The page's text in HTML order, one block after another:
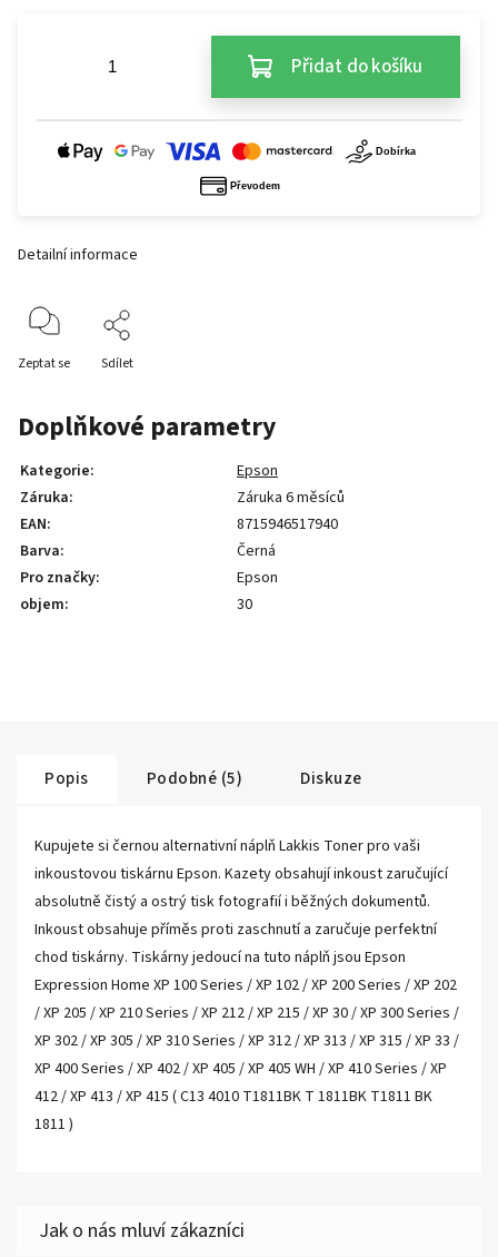
Přidat do košíku
Detailní informace
Zeptat se Sdílet
Doplňkové parametry
Kategorie:
Epson
Záruka:
Záruka 6 měsíců
EAN:
8715946517940
Barva:
Černá
Pro značky:
Epson
objem: 30
Popis Podobné (5) Diskuze
Kupujete si černou alternativní náplň Lakkis Toner pro vaši
inkoustovou tiskárnu Epson. Kazety obsahují inkoust zaručující
absolutně čistý a ostrý tisk fotografií i běžných dokumentů.
Inkoust obsahuje příměs proti zaschnutí a zaručuje perfektní
chod tiskárny. Tiskárny jedoucí na tuto náplň jsou Epson
Expression Home XP 100 Series / XP 102 / XP 200 Series / XP 202
/ XP 205 / XP 210 Series / XP 212 / XP 215 / XP 30 / XP 300 Series /
XP 302 / XP 305 / XP 310 Series / XP 312 / XP 313 / XP 315 / XP 33 /
XP 400 Series / XP 402 / XP 405 / XP 405 WH / XP 410 Series / XP
412 / XP 413 / XP 415 ( C13 4010 T1811BK T 1811BK T1811 BK
1811 )